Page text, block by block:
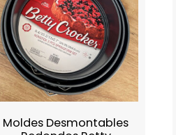
Moldes Desmontables